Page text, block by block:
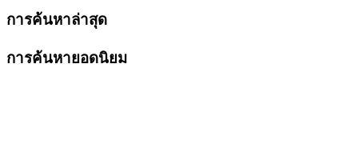
การค้นหาล่าสุด
การค้นหายอดนิยม